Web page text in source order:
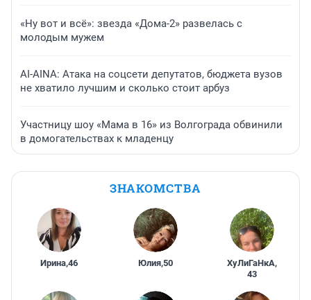
«Ну вот и всё»: звезда «Дома-2» развелась с
молодым мужем
AI-AINA: Атака на соцсети депутатов, бюджета вузов
не хватило лучшим и сколько стоит арбуз
Участницу шоу «Мама в 16» из Волгограда обвинили
в домогательствах к младенцу
ЗНАКОМСТВА
Ирина,46 Юлия,50 ХуЛиГаНкА,
43